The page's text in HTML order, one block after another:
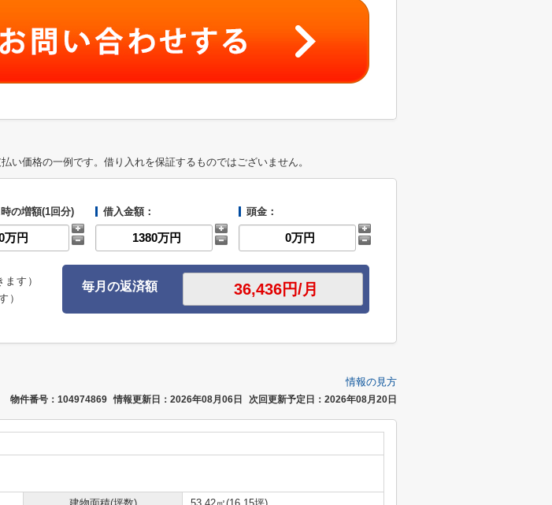
い価格の一例です。借り入れを保証するものではございません。
の増額(1回分) 借入金額： 頭金：
す）
）
毎月の返済額
情報の見方
物件番号：104974869 情報更新日：2026年08月06日 次回更新予定日：2026年08月20日